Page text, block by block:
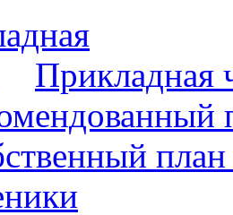
Прикладная